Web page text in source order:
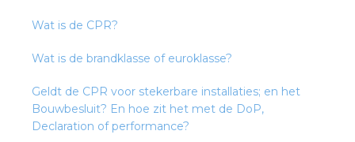
Wat is de CPR?
Wat is de brandklasse of euroklasse?
Geldt de CPR voor stekerbare installaties; en het
Bouwbesluit? En hoe zit het met de DoP,
Declaration of performance?